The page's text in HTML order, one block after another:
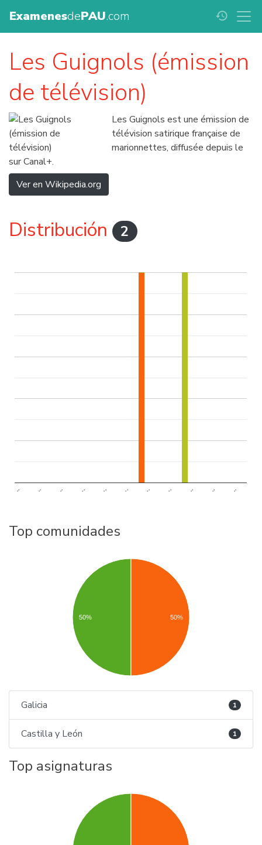
ExamenesdePAU.com history
Les Guignols (émission
de télévision)
Les Guignols est une émission de
télévision satirique française de
marionnettes, diffusée depuis le
sur Canal+.
Ver en Wikipedia.org
Distribución 2
.. .. .. .. .. .. .. .. .. .. ..
Top comunidades
50% 50%
Galicia 1
Castilla y León 1
Top asignaturas